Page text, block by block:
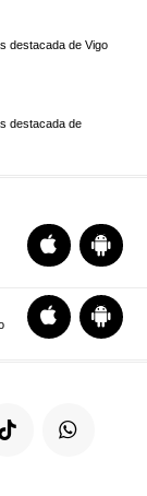
destacada de Vigo
destacada de